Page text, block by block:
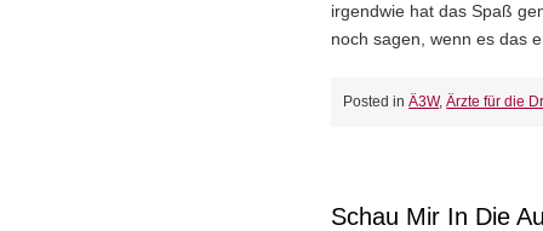
irgendwie hat das Spaß
noch sagen, wenn es das
Posted in Ä3W,Ärzte für die
Schau Mir In Die